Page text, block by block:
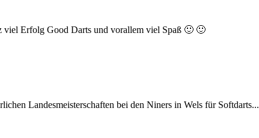
Erfolg Good Darts und vorallem viel Spaß 🙂 🙂
Landesmeisterschaften bei den Niners in Wels für Softdarts...